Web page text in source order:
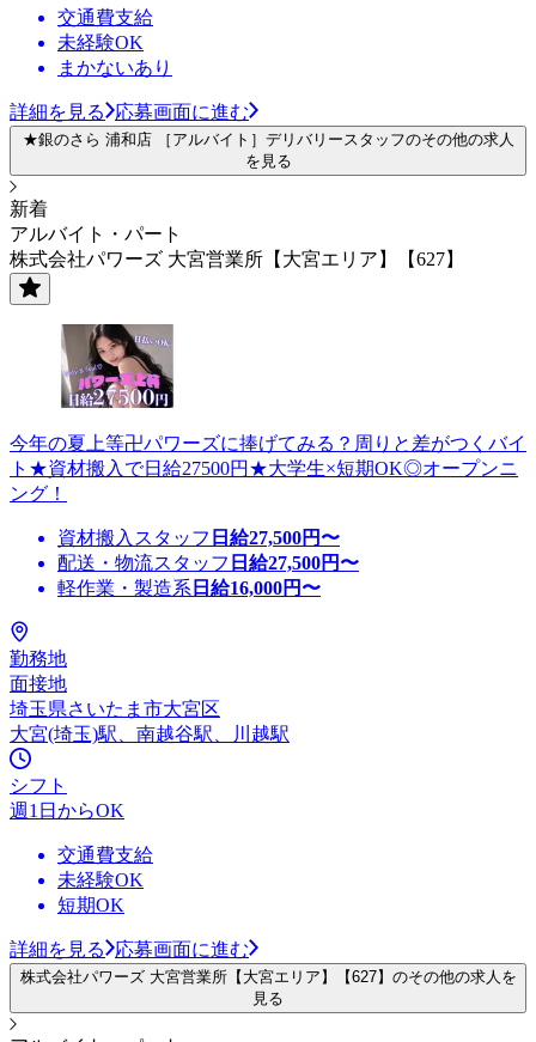
交通費支給
未経験OK
まかないあり
詳細を見る 応募画面に進む
★銀のさら 浦和店 ［アルバイト］デリバリースタッフのその他の求人
を見る
新着
アルバイト・パート
株式会社パワーズ 大宮営業所【大宮エリア】【627】
今年の夏上等卍パワーズに捧げてみる？周りと差がつくバイ
ト★資材搬入で日給27500円★大学生×短期OK◎オープンニ
ング！
資材搬入スタッフ 日給27,500円〜
配送・物流スタッフ 日給27,500円〜
軽作業・製造系 日給16,000円〜
勤務地
面接地
埼玉県さいたま市大宮区
大宮(埼玉)駅、南越谷駅、川越駅
シフト
週1日からOK
交通費支給
未経験OK
短期OK
詳細を見る 応募画面に進む
株式会社パワーズ 大宮営業所【大宮エリア】【627】のその他の求人を
見る